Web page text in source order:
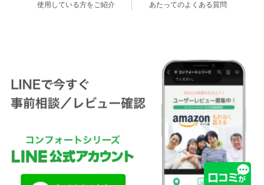
使用している方をご紹介
あたってのよくある質問